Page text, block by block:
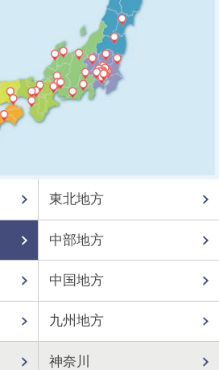
東北地方
中部地方
中国地方
九州地方
神奈川